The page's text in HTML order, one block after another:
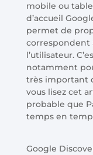
mobile ou
d’accueil
permet de
correspondent
l’utilisateur.
notamment
très important
vous lisez cet
probable que
temps en
Google